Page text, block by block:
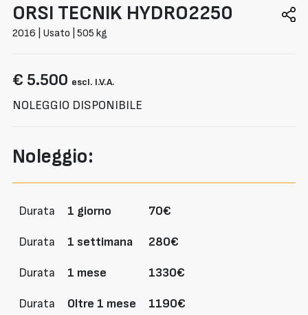
ORSI TECNIK HYDRO2250
2016 | Usato | 505 kg
€ 5.500 escl. I.V.A.
NOLEGGIO DISPONIBILE
Noleggio:
Durata 1 giorno 70€
Durata 1 settimana 280€
Durata 1 mese 1330€
Durata Oltre 1 mese 1190€